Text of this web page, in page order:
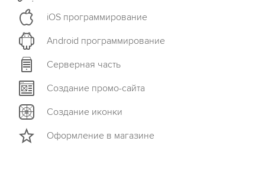
iOS программирование
Android программирование
Серверная часть
Создание промо-сайта
Создание иконки
Оформление в магазине